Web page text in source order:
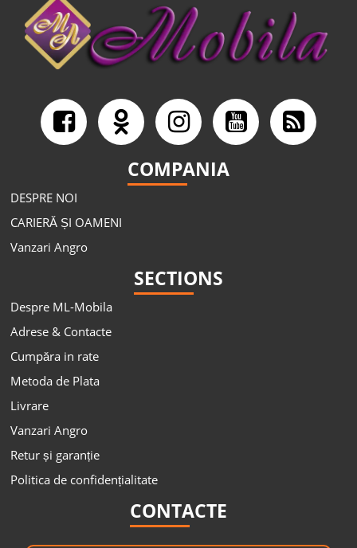
COMPANIA
DESPRE NOI
CARIERĂ ȘI OAMENI
Vanzari Angro
SECTIONS
Despre ML-Mobila
Adrese & Contacte
Cumpăra in rate
Metoda de Plata
Livrare
Vanzari Angro
Retur și garanție
Politica de confidențialitate
CONTACTE